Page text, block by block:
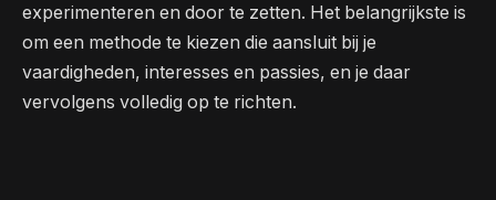
experimenteren en door te zetten. Het belangrijkste is
om een methode te kiezen die aansluit bij je
vaardigheden, interesses en passies, en je daar
vervolgens volledig op te richten.